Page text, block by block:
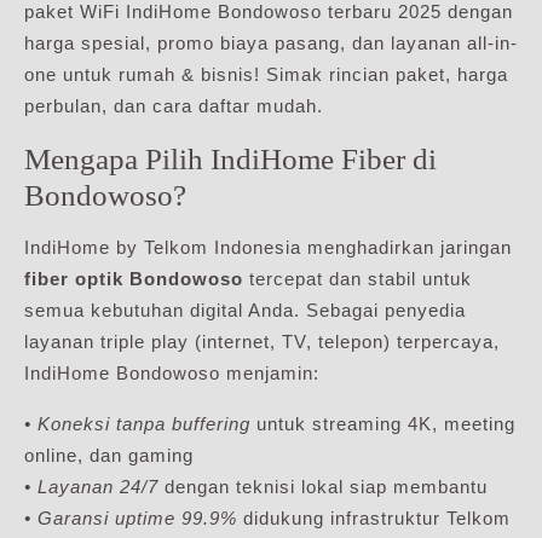
paket WiFi IndiHome Bondowoso terbaru 2025 dengan
harga spesial, promo biaya pasang, dan layanan all-in-
one untuk rumah & bisnis! Simak rincian paket, harga
perbulan, dan cara daftar mudah.
Mengapa Pilih IndiHome Fiber di
Bondowoso?
IndiHome by Telkom Indonesia menghadirkan jaringan
fiber optik Bondowoso tercepat dan stabil untuk
semua kebutuhan digital Anda. Sebagai penyedia
layanan triple play (internet, TV, telepon) terpercaya,
IndiHome Bondowoso menjamin:
• Koneksi tanpa buffering untuk streaming 4K, meeting
online, dan gaming
• Layanan 24/7 dengan teknisi lokal siap membantu
• Garansi uptime 99.9% didukung infrastruktur Telkom